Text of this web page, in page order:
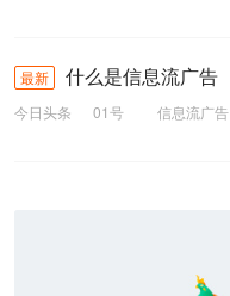
最新 什么是信息流广告
今日头条 01号 信息流广告